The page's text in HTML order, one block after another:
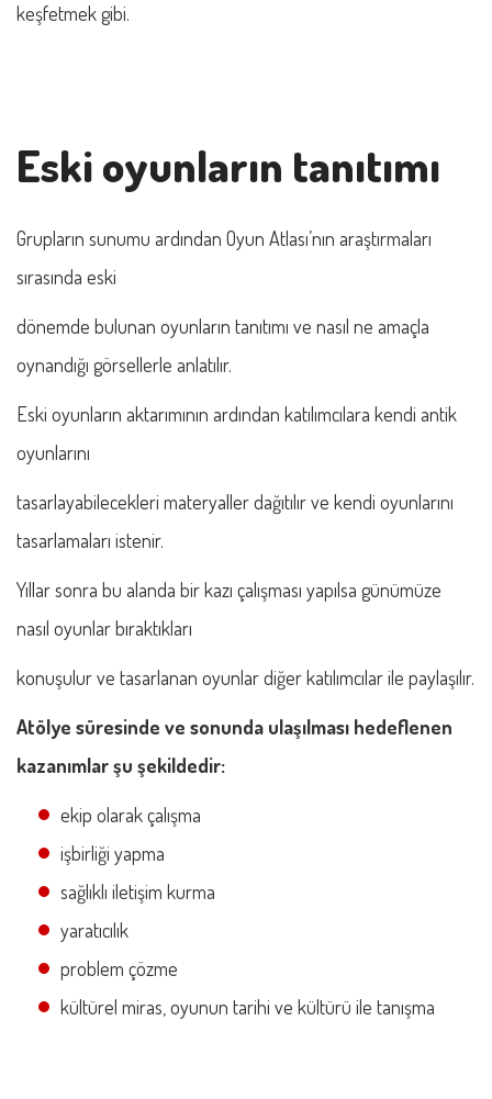
keşfetmek gibi.
Eski oyunların tanıtımı
Grupların sunumu ardından Oyun Atlası’nın araştırmaları
sırasında eski
dönemde bulunan oyunların tanıtımı ve nasıl ne amaçla
oynandığı görsellerle anlatılır.
Eski oyunların aktarımının ardından katılımcılara kendi antik
oyunlarını
tasarlayabilecekleri materyaller dağıtılır ve kendi oyunlarını
tasarlamaları istenir.
Yıllar sonra bu alanda bir kazı çalışması yapılsa günümüze
nasıl oyunlar bıraktıkları
konuşulur ve tasarlanan oyunlar diğer katılımcılar ile paylaşılır.
Atölye süresinde ve sonunda ulaşılması hedeflenen
kazanımlar şu şekildedir:
ekip olarak çalışma
işbirliği yapma
sağlıklı iletişim kurma
yaratıcılık
problem çözme
kültürel miras, oyunun tarihi ve kültürü ile tanışma